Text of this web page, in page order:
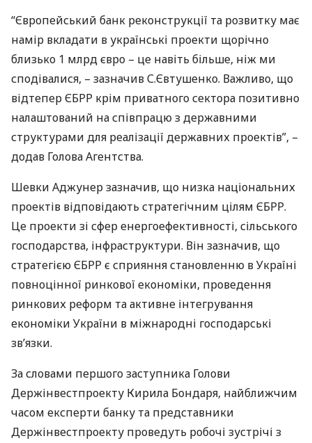
“Європейський банк реконструкції та розвитку має
намір вкладати в українські проекти щорічно
близько 1 млрд євро – це навіть більше, ніж ми
сподівалися, – зазначив С.Євтушенко. Важливо, що
відтеперЄБРР крім приватного сектора позитивно
налаштований на співпрацю з державними
структурами для реалізації державних проектів”, –
додав Голова Агентства.
Шевки Аджунер зазначив, що низка національних
проектів відповідають стратегічним цілям ЄБРР.
Це проекти зі сфер енергоефективності, сільського
господарства, інфраструктури. Він зазначив, що
стратегієюЄБРРє сприяння становленню в Україні
повноцінної ринкової економіки, проведення
ринкових реформ та активне інтегрування
економіки України в міжнародні господарські
зв’язки.
За словами першого заступника Голови
Держінвестпроекту Кирила Бондаря, найближчим
часом експерти банку та представники
Держінвестпроекту проведуть робочі зустрічі з